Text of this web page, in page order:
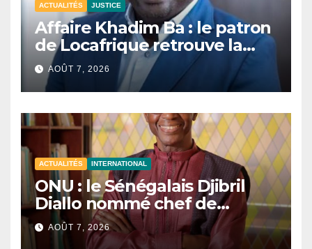
ACTUALITÉS JUSTICE
Affaire Khadim Ba : le patron
de Locafrique retrouve la
liberté.
AOÛT 7, 2026
ACTUALITÉS INTERNATIONAL
ONU : le Sénégalais Djibril
Diallo nommé chef de
cabinet du président de la
81e Assemblée générale.
AOÛT 7, 2026